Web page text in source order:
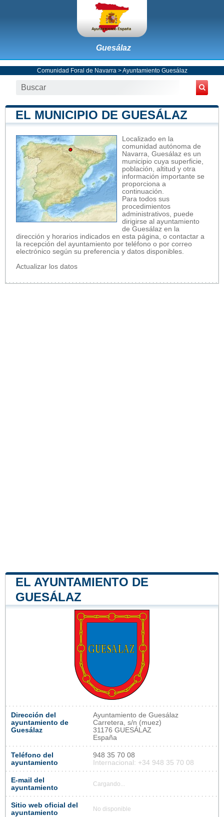
Guesálaz
Comunidad Foral de Navarra >Ayuntamiento Guesálaz
EL MUNICIPIO DE GUESÁLAZ
Localizado en la
comunidad autónoma de
Navarra, Guesálaz es un
municipio cuya superficie,
población, altitud y otra
información importante se
proporciona a
continuación.
Para todos sus
procedimientos
administrativos, puede
dirigirse al ayuntamiento
de Guesálaz en la
dirección y horarios indicados en esta página, o contactar a
la recepción del ayuntamiento por teléfono o por correo
electrónico según su preferencia y datos disponibles.
Actualizar los datos
EL AYUNTAMIENTO DE
GUESÁLAZ
Dirección del
ayuntamiento de
Guesálaz
Ayuntamiento de Guesálaz
Carretera, s/n (muez)
31176 GUESÁLAZ
España
Teléfono del
ayuntamiento
948 35 70 08
Internacional: +34 948 35 70 08
E-mail del
ayuntamiento
Cargando...
Sitio web oficial del
ayuntamiento
No disponible